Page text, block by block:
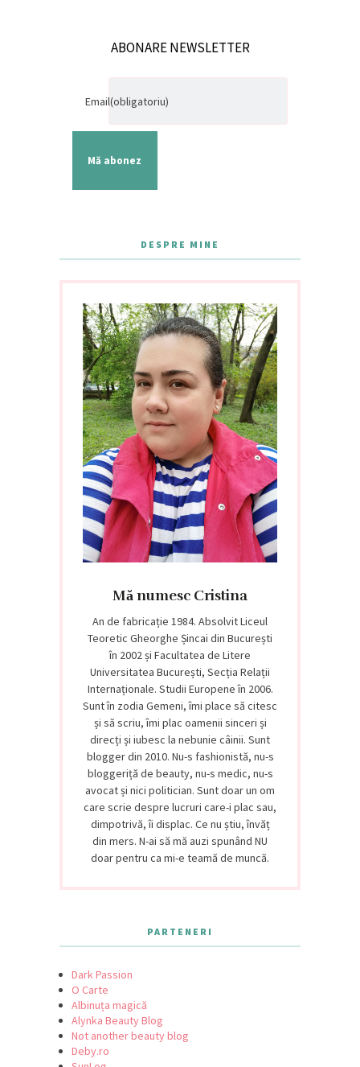
ABONARE NEWSLETTER
Email(obligatoriu)
Mă abonez
DESPRE MINE
Mă numesc Cristina
An de fabricație 1984. Absolvit Liceul
Teoretic Gheorghe Șincai din București
în 2002 și Facultatea de Litere
Universitatea București, Secția Relații
Internaționale. Studii Europene în 2006.
Sunt în zodia Gemeni, îmi place să citesc
și să scriu, îmi plac oamenii sinceri și
direcți și iubesc la nebunie câinii. Sunt
blogger din 2010. Nu-s fashionistă, nu-s
bloggeriță de beauty, nu-s medic, nu-s
avocat și nici politician. Sunt doar un om
care scrie despre lucruri care-i plac sau,
dimpotrivă, îi displac. Ce nu știu, învăț
din mers. N-ai să mă auzi spunând NU
doar pentru ca mi-e teamă de muncă.
PARTENERI
Dark Passion
O Carte
Albinuța magică
Alynka Beauty Blog
Not another beauty blog
Deby.ro